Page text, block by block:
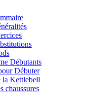
Débutants
Débuter
la Kettlebell
chaussures